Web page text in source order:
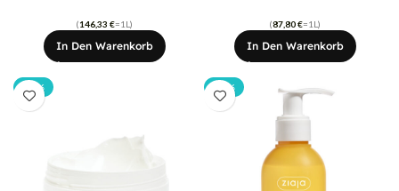
(146,33 €=1L)
In Den Warenkorb
(87,80€=1L)
In Den Warenkorb
-20% -20%